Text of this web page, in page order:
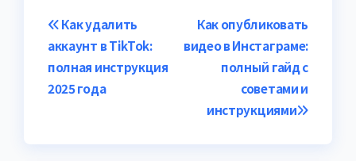
Навигация
по
записям
Как опубликовать
видео в Инстаграме:
полный гайд с
советами и
инструкциями
Как удалить
аккаунт в TikTok:
полная инструкция
2025 года